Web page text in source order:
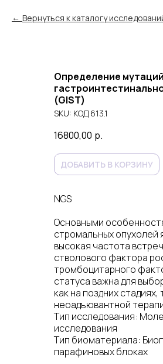
Вернуться к каталогу
Определение мутаций
(GIST)
SKU: КОД 613.1
16800,00 р.
ДОБАВИТЬ В КОРЗИНУ
NGS
Основными
стромальных опухолей
высокая частота
стволового фактора
тромбоцитарного
статуса важна для
как на поздних
неоадъювантной
Тип исследования:
исследования
Тип биоматериала:
парафиновых блоках